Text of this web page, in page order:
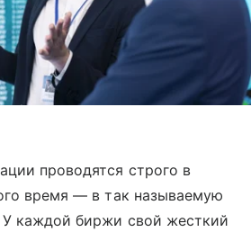
проводятся строго в
время — в так называемую
каждой биржи свой жесткий